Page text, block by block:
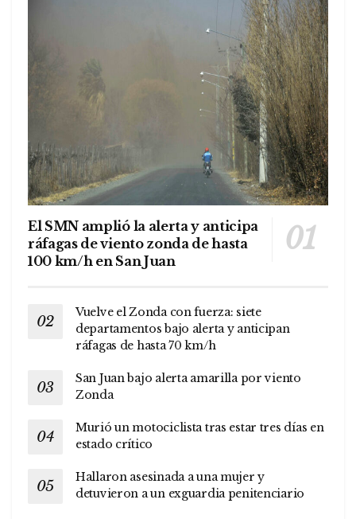
El SMN amplió la alerta y anticipa
ráfagas de viento zonda de hasta
100 km/h en San Juan
Vuelve el Zonda con fuerza: siete
departamentos bajo alerta y anticipan
ráfagas de hasta 70 km/h
San Juan bajo alerta amarilla por viento
Zonda
Murió un motociclista tras estar tres días en
estado crítico
Hallaron asesinada a una mujer y
detuvieron a un exguardia penitenciario